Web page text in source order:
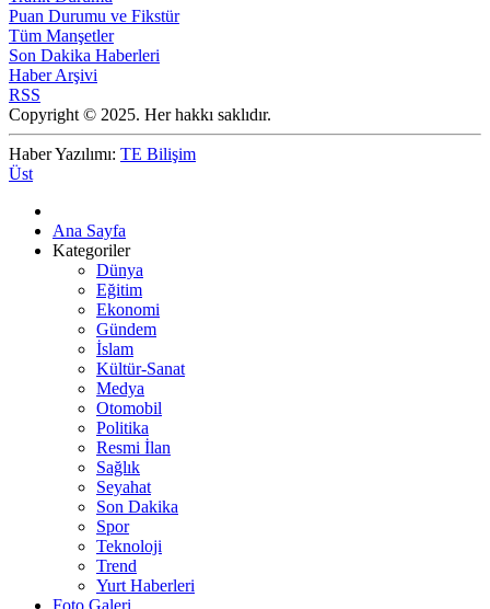
Puan Durumu ve Fikstür
Tüm Manşetler
Son Dakika Haberleri
Haber Arşivi
RSS
Copyright © 2025. Her hakkı saklıdır.
Haber Yazılımı: TE Bilişim
Üst
Ana Sayfa
Kategoriler
Dünya
Eğitim
Ekonomi
Gündem
İslam
Kültür-Sanat
Medya
Otomobil
Politika
Resmi İlan
Sağlık
Seyahat
Son Dakika
Spor
Teknoloji
Trend
Yurt Haberleri
Foto Galeri